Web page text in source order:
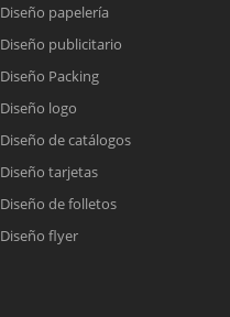
Diseño papelería
Diseño publicitario
Diseño Packing
Diseño logo
Diseño de catálogos
Diseño tarjetas
Diseño de folletos
Diseño flyer